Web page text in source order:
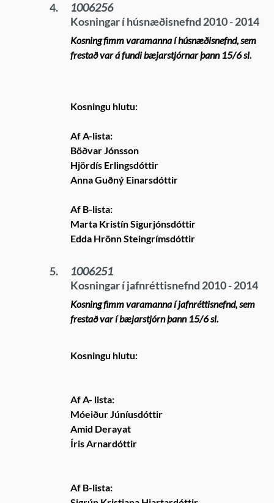
4.
1006256
Kosningar í húsnæðisnefnd 2010 - 2014
Kosning fimm varamanna í húsnæðisnefnd, sem
frestað var á fundi bæjarstjórnar þann 15/6 sl.
Kosningu hlutu:
Af A-lista:
Böðvar Jónsson
Hjördís Erlingsdóttir
Anna Guðný Einarsdóttir
Af B-lista:
Marta Kristín Sigurjónsdóttir
Edda Hrönn Steingrímsdóttir
5.
1006251
Kosningar í jafnréttisnefnd 2010 - 2014
Kosning fimm varamanna í jafnréttisnefnd, sem
frestað var í bæjarstjórn þann 15/6 sl.
Kosningu hlutu:
Af A- lista:
Móeiður Júníusdóttir
Amid Derayat
Íris Arnardóttir
Af B-lista: